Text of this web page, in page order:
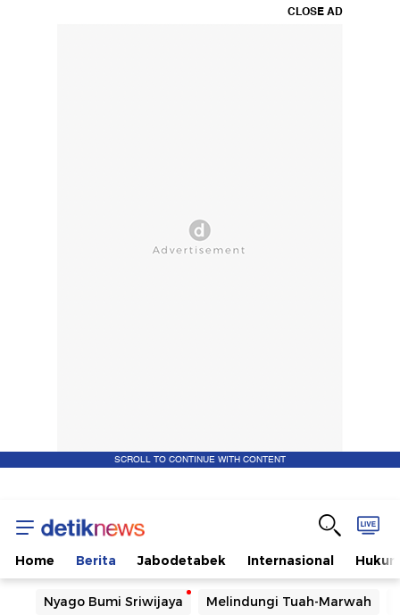
CLOSE AD
SCROLL TO CONTINUE WITH CONTENT
Home Berita Jabodetabek Internasional
Nyago Bumi Sriwijaya Melindungi Tuah-Marwah